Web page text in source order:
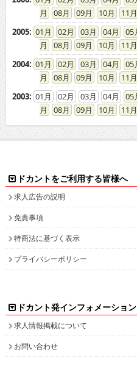
08
09 10 11
2005: 01 02 03 04 05
08
09 10 11
2004: 01 02 03 04 05
08
09 10 11
2003: 01 02 03 04 05
08
09 10 11
ドカントをご利用する皆様へ
求人広告の説明
免責事項
特商法に基づく表示
プライバシーポリシー
ドカント発インフォメーション
求人情報掲載について
お問い合わせ